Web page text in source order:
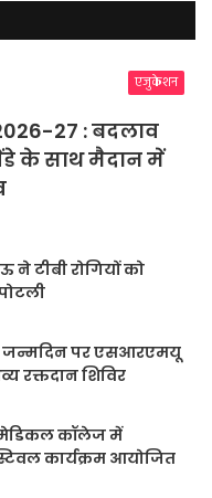
एजुकेशन
27 : बदलाव
के साथ मैदान में
टीबी रोगियों को
के जन्मदिन पर एसआरएमयू
रक्तदान शिविर
कॉलेज में
कार्यक्रम आयोजित